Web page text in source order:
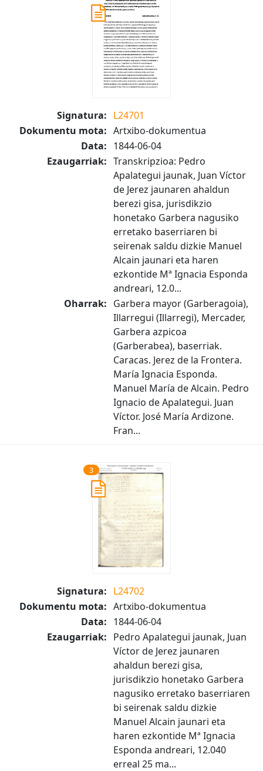
Signatura: L24701
Dokumentu mota: Artxibo-dokumentua
Data: 1844-06-04
Ezaugarriak: Transkripzioa: Pedro
Apalategui jaunak, Juan Víctor
de Jerez jaunaren ahaldun
berezi gisa, jurisdikzio
honetako Garbera nagusiko
erretako baserriaren bi
seirenak saldu dizkie Manuel
Alcain jaunari eta haren
ezkontide Mª Ignacia Esponda
andreari, 12.0...
Oharrak: Garbera mayor (Garberagoia),
Illarregui (Illarregi), Mercader,
Garbera azpicoa
(Garberabea), baserriak.
Caracas. Jerez de la Frontera.
María Ignacia Esponda.
Manuel María de Alcain. Pedro
Ignacio de Apalategui. Juan
Víctor. José María Ardizone.
Fran...
3
Signatura: L24702
Dokumentu mota: Artxibo-dokumentua
Data: 1844-06-04
Ezaugarriak: Pedro Apalategui jaunak, Juan
Víctor de Jerez jaunaren
ahaldun berezi gisa,
jurisdikzio honetako Garbera
nagusiko erretako baserriaren
bi seirenak saldu dizkie
Manuel Alcain jaunari eta
haren ezkontide Mª Ignacia
Esponda andreari, 12.040
erreal 25 ma...